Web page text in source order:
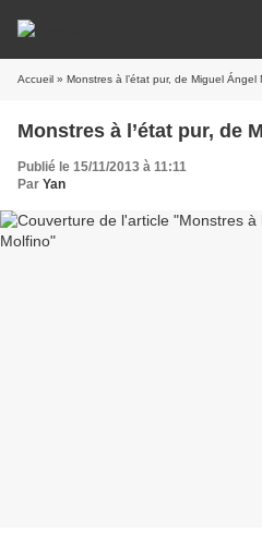
Accueil » Monstres à l’état pur, de Miguel Ángel
Monstres à l’état pur, de
Publié le 15/11/2013 à 11:11
Par Yan